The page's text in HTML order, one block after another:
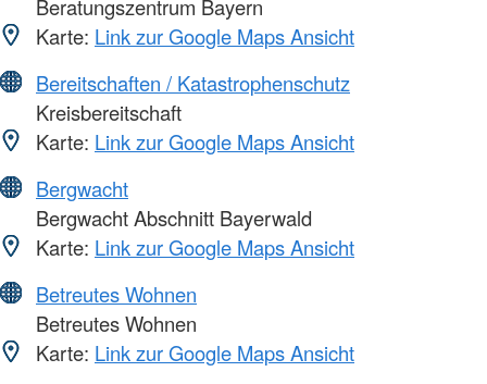
Beratungszentrum Bayern
Karte: Link zur Google Maps Ansicht
Bereitschaften / Katastrophenschutz
Kreisbereitschaft
Karte: Link zur Google Maps Ansicht
Bergwacht
Bergwacht Abschnitt Bayerwald
Karte: Link zur Google Maps Ansicht
Betreutes Wohnen
Betreutes Wohnen
Karte: Link zur Google Maps Ansicht